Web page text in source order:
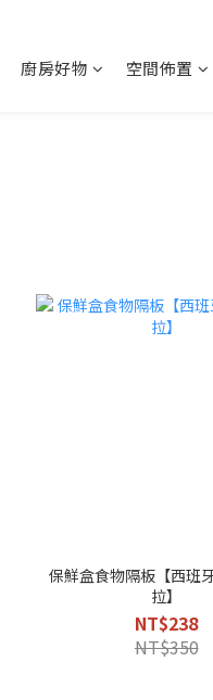
廚房好物 空間佈置
保鮮盒食物隔板【西班
拉】
NT$238
NT$350